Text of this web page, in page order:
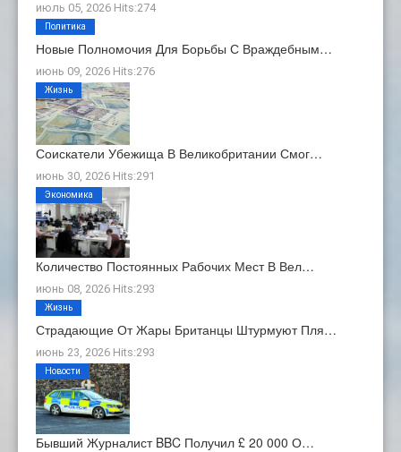
июль 05, 2026 Hits:274
Новые Полномочия Для Борьбы С Враждебным…
июнь 09, 2026 Hits:276
Политика
Соискатели Убежища В Великобритании Смог…
июнь 30, 2026 Hits:291
Жизнь
Количество Постоянных Рабочих Мест В Вел…
июнь 08, 2026 Hits:293
Экономика
Страдающие От Жары Британцы Штурмуют Пля…
июнь 23, 2026 Hits:293
Жизнь
Бывший Журналист BBC Получил £ 20 000 О…
Новости